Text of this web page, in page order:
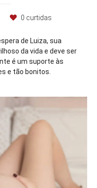
0 curtidas
de Luiza, sua
da vida e deve ser
é um suporte às
e tão bonitos.